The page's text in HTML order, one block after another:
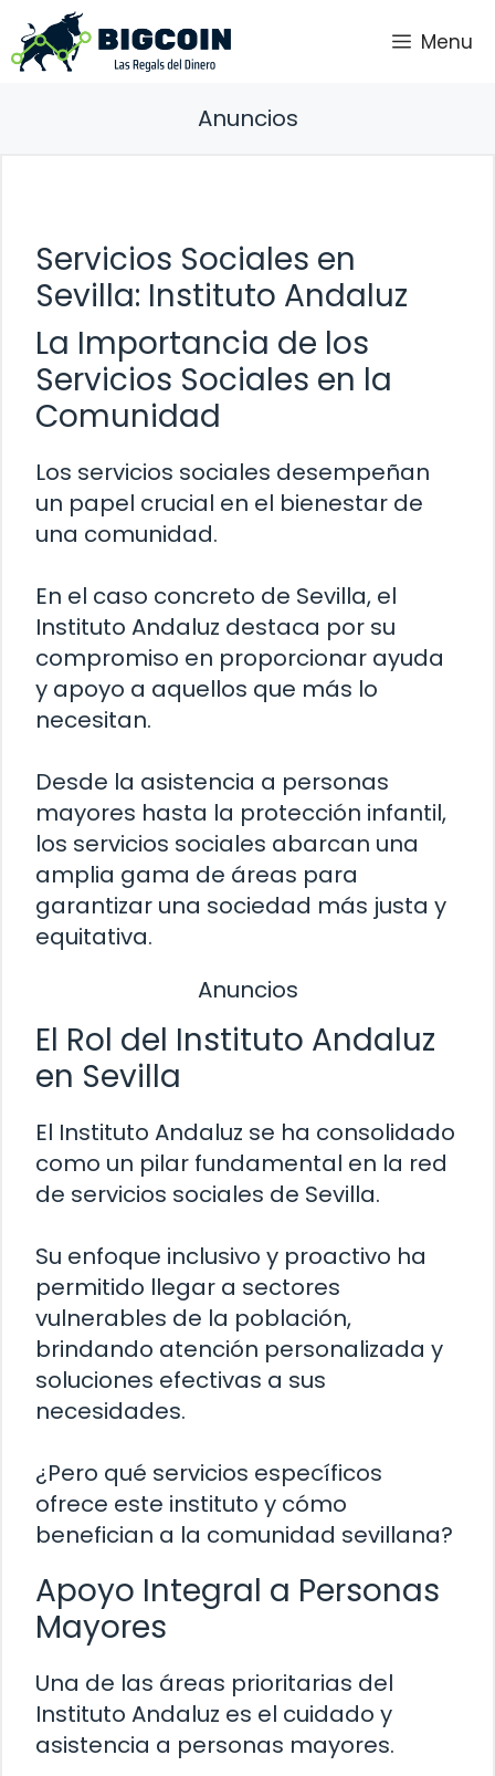
Saltar
al
contenido
Menu
Anuncios
Servicios Sociales en
Sevilla: Instituto Andaluz
La Importancia de los
Servicios Sociales en la
Comunidad
Los servicios sociales desempeñan
un papel crucial en el bienestar de
una comunidad.
En el caso concreto de Sevilla, el
Instituto Andaluz destaca por su
compromiso en proporcionar ayuda
y apoyo a aquellos que más lo
necesitan.
Desde la asistencia a personas
mayores hasta la protección infantil,
los servicios sociales abarcan una
amplia gama de áreas para
garantizar una sociedad más justa y
equitativa.
Anuncios
El Rol del Instituto Andaluz
en Sevilla
El Instituto Andaluz se ha consolidado
como un pilar fundamental en la red
de servicios sociales de Sevilla.
Su enfoque inclusivo y proactivo ha
permitido llegar a sectores
vulnerables de la población,
brindando atención personalizada y
soluciones efectivas a sus
necesidades.
¿Pero qué servicios específicos
ofrece este instituto y cómo
benefician a la comunidad sevillana?
Apoyo Integral a Personas
Mayores
Una de las áreas prioritarias del
Instituto Andaluz es el cuidado y
asistencia a personas mayores.